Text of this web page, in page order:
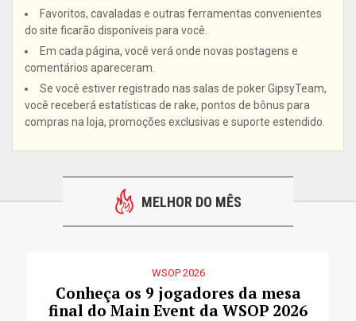
Favoritos, cavaladas e outras ferramentas convenientes
do site ficarão disponíveis para você.
Em cada página, você verá onde novas postagens e
comentários apareceram.
Se você estiver registrado nas salas de poker GipsyTeam,
você receberá estatísticas de rake, pontos de bônus para
compras na loja, promoções exclusivas e suporte estendido.
MELHOR DO MÊS
WSOP 2026
Conheça os 9 jogadores da mesa
final do Main Event da WSOP 2026